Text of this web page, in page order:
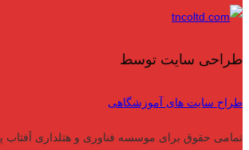
طراحی سایت توسط
طراح سایت های آموزشگاهی
تمامی حقوق برای موسسه فناوری و هتلداری